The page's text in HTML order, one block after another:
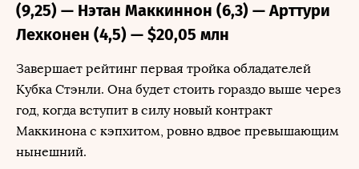
(9,25) — Нэтан Маккиннон (6,3) — Арттури
Лехконен (4,5) — $20,05 млн
Завершает рейтинг первая тройка обладателей
Кубка Стэнли. Она будет стоить гораздо выше через
год, когда вступит в силу новый контракт
Маккинона с кэпхитом, ровно вдвое превышающим
нынешний.